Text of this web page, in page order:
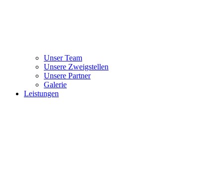
Unser Team
Unsere Zweigstellen
Unsere Partner
Galerie
Leistungen